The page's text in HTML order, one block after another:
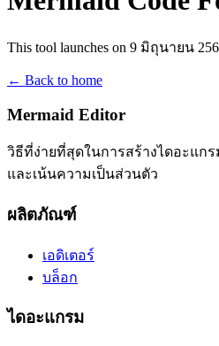
This tool launches on 9 มิถุนายน
← Back to home
Mermaid Editor
วิธีที่ง่ายที่สุดในการสร้างไดอะแก
และเน้นความเป็นส่วนตัว
ผลิตภัณฑ์
เอดิเตอร์
บล็อก
ไดอะแกรม